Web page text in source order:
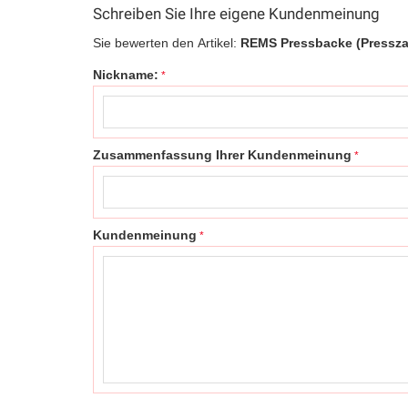
Schreiben Sie Ihre eigene Kundenmeinung
Sie bewerten den Artikel: REMS Pressbacke
Nickname:
Zusammenfassung Ihrer Kundenmeinung
Kundenmeinung